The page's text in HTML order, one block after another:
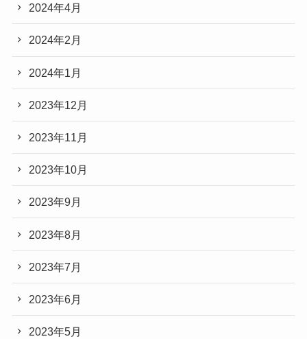
2024年4月
2024年2月
2024年1月
2023年12月
2023年11月
2023年10月
2023年9月
2023年8月
2023年7月
2023年6月
2023年5月